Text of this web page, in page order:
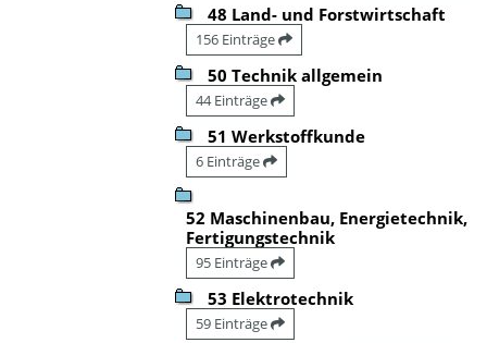
48 Land- und Forstwirtschaft
156 Einträge
50 Technik allgemein
44 Einträge
51 Werkstoffkunde
6 Einträge
52 Maschinenbau, Energietechnik,
Fertigungstechnik
95 Einträge
53 Elektrotechnik
59 Einträge